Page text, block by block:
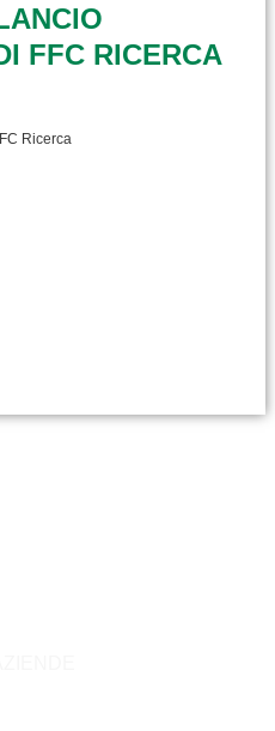
FFC RICERCA
Ricerca